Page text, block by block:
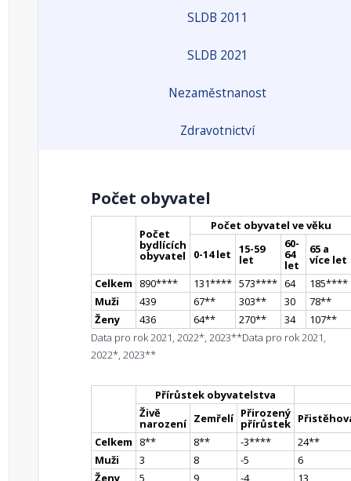
SLDB 2011
SLDB 2021
Nezaměstnanost
Zdravotnictví
Počet obyvatel
Počet
bydlících
obyvatel
Počet obyvatel ve věku
0-14 let 15-59
let
60-
64
let
65 a
více let
Celkem
890**** 131**** 573**** 64 185****
Muži
439 67** 303** 30 78**
Ženy
436 64** 270** 34 107**
Data pro rok 2021, 2022*, 2023**Data pro rok 2021,
2022*, 2023**
Přírůstek obyvatelstva
Živě
narození Zemřelí Přirozený
přírůstek
Celkem
8** 8** -3**** 24**
Muži
3 8 -5
6
Ženy
5 9 -4
13